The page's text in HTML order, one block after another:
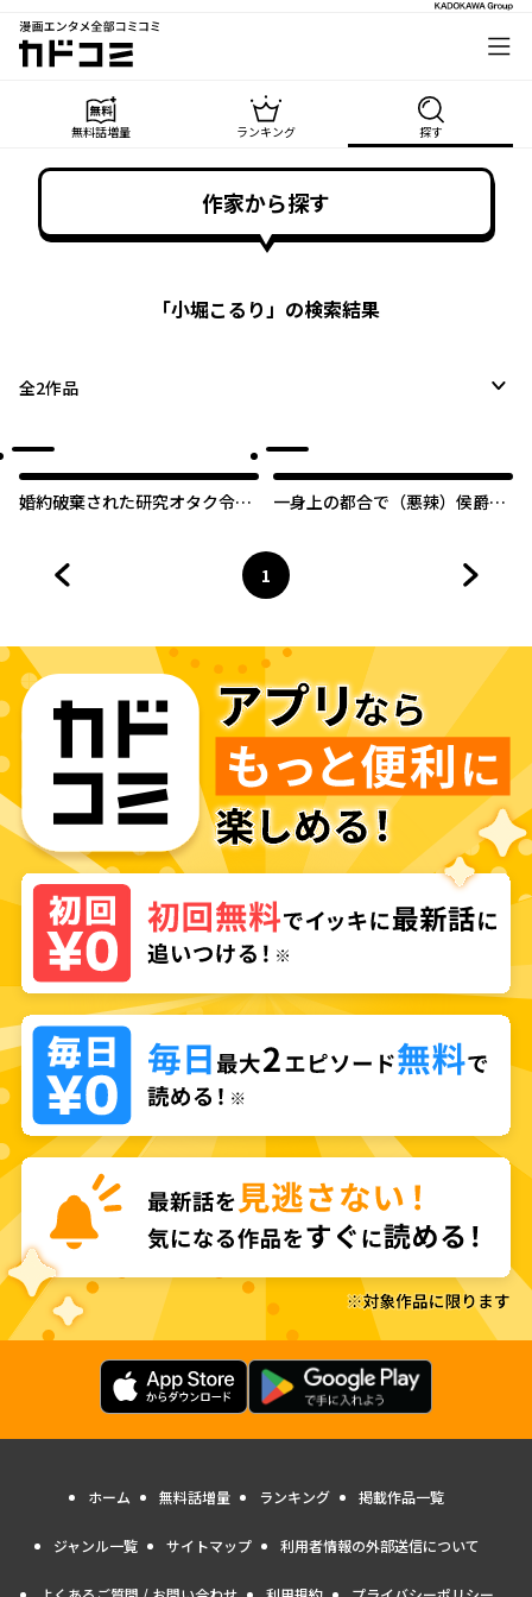
漫画エンタメ全部コミコミ
カドコミ
無料話増量 ランキング 探す
作家から探す
「小堀こるり」の検索結果
全2作品
婚約破棄された研究オタク令嬢
一身上の都合で（悪辣）侯爵様
ページ
1
へ
ホーム 無料話増量 ランキング 掲載作品一覧
ジャンル一覧 サイトマップ 利用者情報の外部送信について